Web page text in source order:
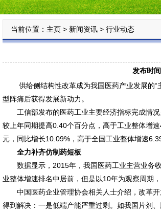
当前位置： 主页> 新闻资讯> 行业动态
发布时
供给侧结构性改革成为我国医药产业发展的“
型阵痛后获得发展新动力。
工信部发布的医药工业主要经济指标完成情况
较上年同期提高0.40个百分点，高于工业整体增
元，同比增长10.09%，高于全国工业整体增速
全力补齐仿制药短板
数据显示，2015年，我国医药工业主营业务收
业整体增速排名中居前，但是以10年为观察周期
中国医药企业管理协会相关人士介绍，改革开
得到解决：一是低端产能严重过剩。如我国片剂